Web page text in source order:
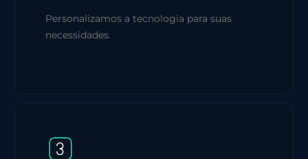
Personalizamos a tecnologia para suas
necessidades.